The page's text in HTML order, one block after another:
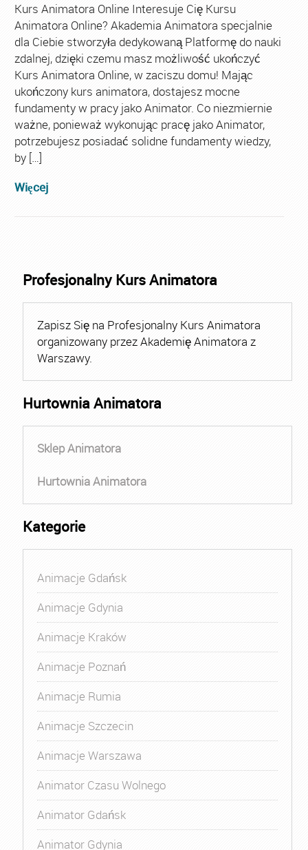
Kurs Animatora Online Interesuje Cię Kursu
Animatora Online? Akademia Animatora specjalnie
dla Ciebie stworzyła dedykowaną Platformę do nauki
zdalnej, dzięki czemu masz możliwość ukończyć
Kurs Animatora Online, w zaciszu domu! Mając
ukończony kurs animatora, dostajesz mocne
fundamenty w pracy jako Animator. Co niezmiernie
ważne, ponieważ wykonując pracę jako Animator,
potrzebujesz posiadać solidne fundamenty wiedzy,
by […]
Więcej
Profesjonalny Kurs Animatora
Zapisz Się na Profesjonalny Kurs Animatora
organizowany przez Akademię Animatora z
Warszawy.
Hurtownia Animatora
Sklep Animatora
Hurtownia Animatora
Kategorie
Animacje Gdańsk
Animacje Gdynia
Animacje Kraków
Animacje Poznań
Animacje Rumia
Animacje Szczecin
Animacje Warszawa
Animator Czasu Wolnego
Animator Gdańsk
Animator Gdynia